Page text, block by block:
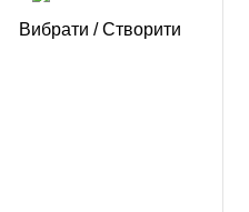
Вибрати / Створити